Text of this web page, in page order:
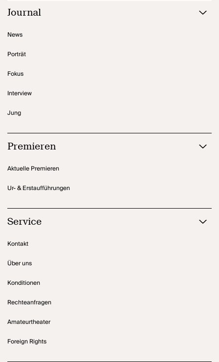
Journal
News
Porträt
Fokus
Interview
Jung
Premieren
Aktuelle Premieren
Ur- & Erstaufführungen
Service
Kontakt
Über uns
Konditionen
Rechteanfragen
Amateurtheater
Foreign Rights